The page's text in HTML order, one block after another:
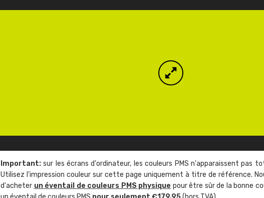
Important: sur les écrans d'ordinateur, les couleurs PMS n'apparaissent pas
Utilisez l'impression couleur sur cette page uniquement à titre de référence.
d'acheter un éventail de couleurs PMS physique pour être sûr de la bonne